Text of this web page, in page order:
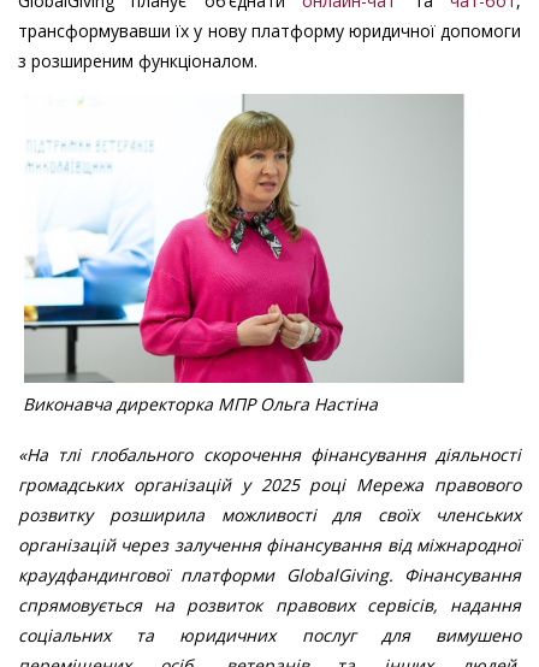
трансформувавши їх у нову платформу юридичної допомоги
з розширеним функціоналом.
Виконавча директорка МПР Ольга Настіна
«На тлі глобального скорочення фінансування діяльності
громадських організацій у 2025 році Мережа правового
розвитку розширила можливості для своїх членських
організацій через залучення фінансування від міжнародної
краудфандингової платформи GlobalGiving. Фінансування
спрямовується на розвиток правових сервісів, надання
соціальних та юридичних послуг для вимушено